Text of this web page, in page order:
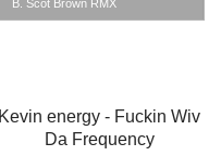
B. Scot Brown RMX
Kevin energy - Fuckin Wiv
Da Frequency